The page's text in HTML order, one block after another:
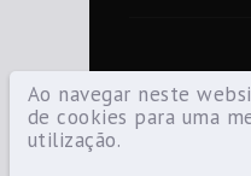
Ao navegar neste
de cookies para uma
utilização.©2021 Diocese de